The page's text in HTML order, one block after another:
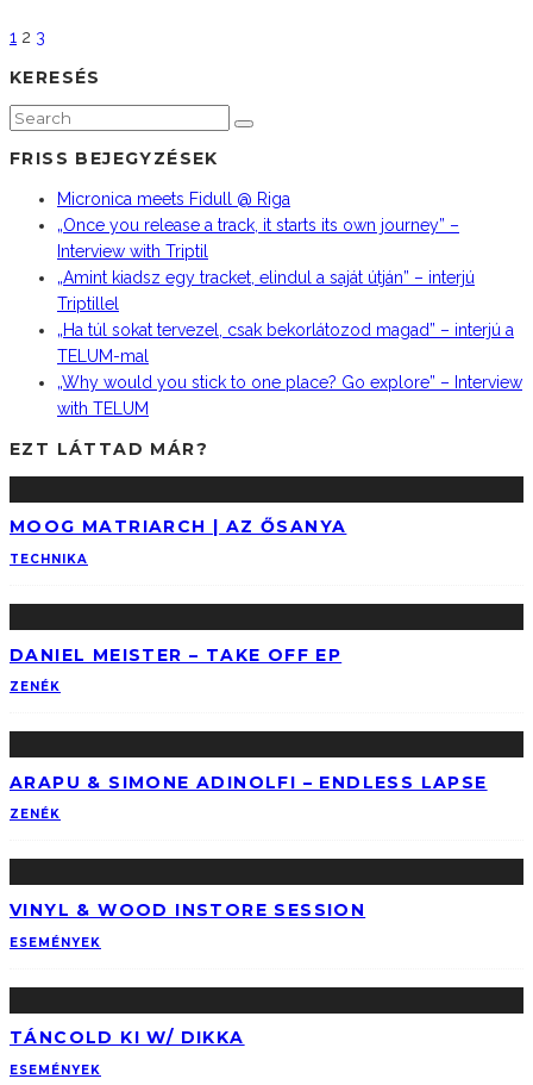
1 2 3
KERESÉS
FRISS BEJEGYZÉSEK
Micronica meets Fidull @ Riga
„Once you release a track, it starts its own journey” –
Interview with Triptil
„Amint kiadsz egy tracket, elindul a saját útján” – interjú
Triptillel
„Ha túl sokat tervezel, csak bekorlátozod magad” – interjú a
TELUM-mal
„Why would you stick to one place? Go explore” – Interview
with TELUM
EZT LÁTTAD MÁR?
MOOG MATRIARCH | AZ ŐSANYA
TECHNIKA
DANIEL MEISTER – TAKE OFF EP
ZENÉK
ARAPU & SIMONE ADINOLFI ‎– ENDLESS LAPSE
ZENÉK
VINYL & WOOD INSTORE SESSION
ESEMÉNYEK
TÁNCOLD KI W/ DIKKA
ESEMÉNYEK